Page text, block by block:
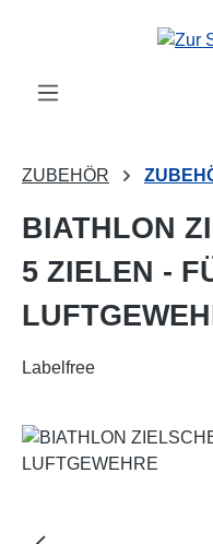
Zum Hauptinhalt springen
ZUBEHÖR
BIATHLON
5 ZIELEN -
Labelfree